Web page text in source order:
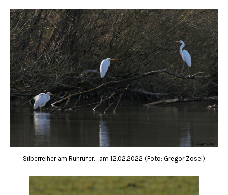
Silberreiher am Ruhrufer…..am 12.02.2022 (Foto: Gregor Zosel)